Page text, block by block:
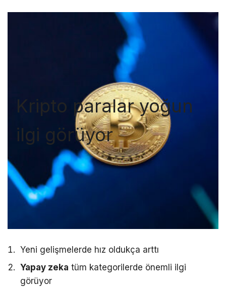
Kripto paralar yoğun
ilgi görüyor
Yeni gelişmelerde hız oldukça arttı
Yapay zeka tüm kategorilerde önemli ilgi
görüyor